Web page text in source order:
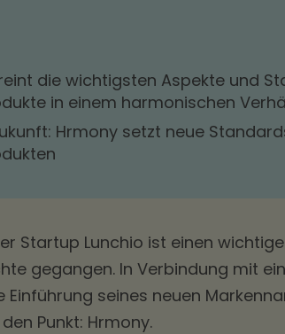
die wichtigsten Aspekte und
in einem harmonischen
Hrmony setzt neue
Startup Lunchio ist einen
gegangen. In Verbindung mit
seines neuen
Punkt: Hrmony.